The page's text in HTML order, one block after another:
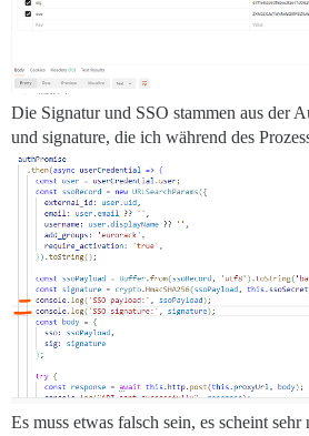
Die Signatur und SSO stammen aus der
und signature, die ich während des
Es muss etwas falsch sein, es scheint